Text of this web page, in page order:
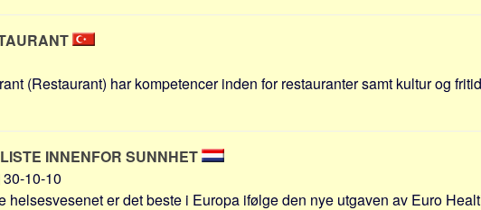
(Restaurant) har kompetencer inden for restauranter samt kultur og
INNENFOR SUNNHET
30-10-10
helsesvesenet er det beste i Europa ifølge den nye utgaven av Euro